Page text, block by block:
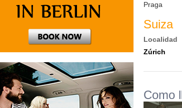
Praga
Suiza
Localidad
Zúrich
Como